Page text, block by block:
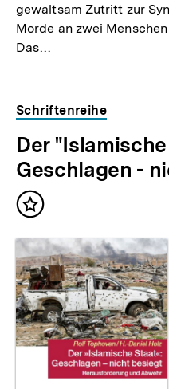
gewaltsam Zutritt zur
Morde an zwei
Das…
Schriftenreihe
Der
Geschlagen -
Inhalt